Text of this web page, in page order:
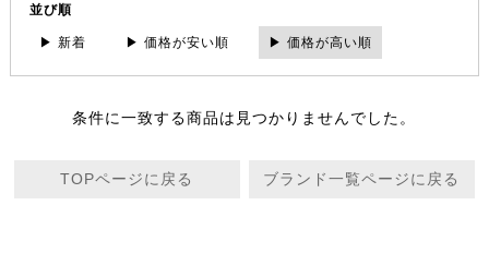
並び順
▶ 新着 ▶ 価格が安い順 ▶ 価格が高い順
条件に一致する商品は見つかりませんでした。
TOPページに戻る ブランド一覧ページに戻る